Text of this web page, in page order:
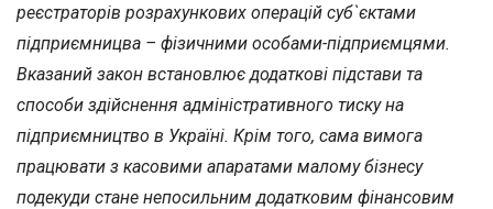
реєстраторів розрахункових операцій суб`єктами
підприємницва – фізичними особами-підприємцями.
Вказаний закон встановлює додаткові підстави та
способи здійснення адміністративного тиску на
підприємництво в Україні. Крім того, сама вимога
працювати з касовими апаратами малому бізнесу
подекуди стане непосильним додатковим фінансовим